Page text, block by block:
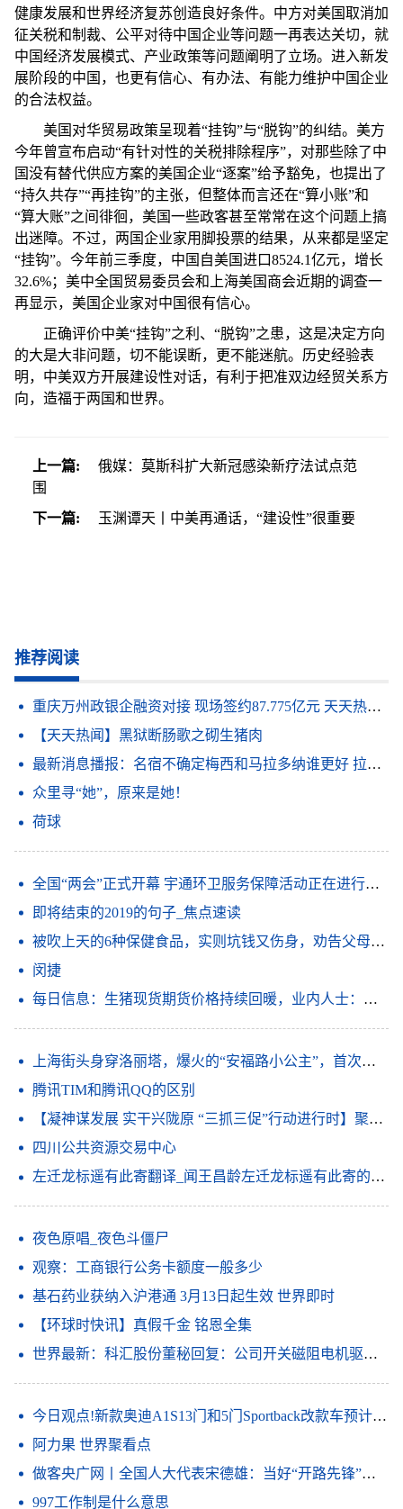
健康发展和世界经济复苏创造良好条件。中方对美国取消加
征关税和制裁、公平对待中国企业等问题一再表达关切，就
中国经济发展模式、产业政策等问题阐明了立场。进入新发
展阶段的中国，也更有信心、有办法、有能力维护中国企业
的合法权益。
美国对华贸易政策呈现着“挂钩”与“脱钩”的纠结。美方
今年曾宣布启动“有针对性的关税排除程序”，对那些除了中
国没有替代供应方案的美国企业“逐案”给予豁免，也提出了
“持久共存”“再挂钩”的主张，但整体而言还在“算小账”和
“算大账”之间徘徊，美国一些政客甚至常常在这个问题上搞
出迷障。不过，两国企业家用脚投票的结果，从来都是坚定
“挂钩”。今年前三季度，中国自美国进口8524.1亿元，增长
32.6%；美中全国贸易委员会和上海美国商会近期的调查一
再显示，美国企业家对中国很有信心。
正确评价中美“挂钩”之利、“脱钩”之患，这是决定方向
的大是大非问题，切不能误断，更不能迷航。历史经验表
明，中美双方开展建设性对话，有利于把准双边经贸关系方
向，造福于两国和世界。
上一篇:
俄媒：莫斯科扩大新冠感染新疗法试点范
围
下一篇:
玉渊谭天丨中美再通话，“建设性”很重要
推荐阅读
重庆万州政银企融资对接 现场签约87.775亿元 天天热点评
【天天热闻】黑狱断肠歌之砌生猪肉
最新消息播报：名宿不确定梅西和马拉多纳谁更好 拉波尔塔谈梅西离队我必须做出这样的决定俱乐部高于所有人_观天下
众里寻“她”，原来是她！
荷球
全国“两会”正式开幕 宇通环卫服务保障活动正在进行时 信息
即将结束的2019的句子_焦点速读
被吹上天的6种保健食品，实则坑钱又伤身，劝告父母：谨慎购买|世界要闻
闵捷
每日信息：生猪现货期货价格持续回暖，业内人士：产业行稳致远还需强链补链
上海街头身穿洛丽塔，爆火的“安福路小公主”，首次回应性别疑问
腾讯TIM和腾讯QQ的区别
【凝神谋发展 实干兴陇原 “三抓三促”行动进行时】聚焦短板补弱项 放大优势强特色——金塔县深入开展“三抓三促”行动
四川公共资源交易中心
左迁龙标遥有此寄翻译_闻王昌龄左迁龙标遥有此寄的意思_天天速看料
夜色原唱_夜色斗僵尸
观察：工商银行公务卡额度一般多少
基石药业获纳入沪港通 3月13日起生效 世界即时
【环球时快讯】真假千金 铭恩全集
世界最新：科汇股份董秘回复：公司开关磁阻电机驱动系统入选第六批山东省制造业单项冠军产品
今日观点!新款奥迪A1S13门和5门Sportback改款车预计将于上半年投放市场
阿力果 世界聚看点
做客央广网丨全国人大代表宋德雄：当好“开路先锋”打造区域科技创新中心
997工作制是什么意思